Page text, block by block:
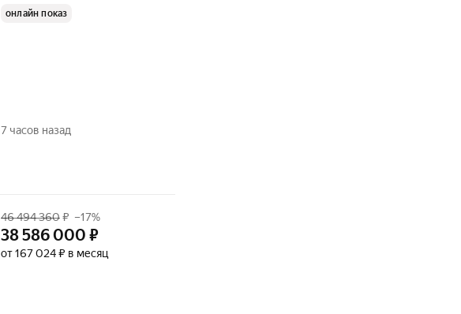
онлайн показ
7 часов назад
46 494 360₽ –17%
38 586 000 ₽
от 167 024 ₽ в месяц